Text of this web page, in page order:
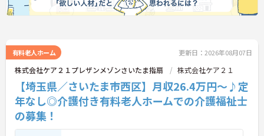
有料老人ホーム 更新日：2026年08月07日
株式会社ケア２１プレザンメゾンさいたま指扇 株式会社ケア２１
【埼玉県／さいたま市西区】月収26.4万円～♪定
年なし◎介護付き有料老人ホームでの介護福祉士
の募集！